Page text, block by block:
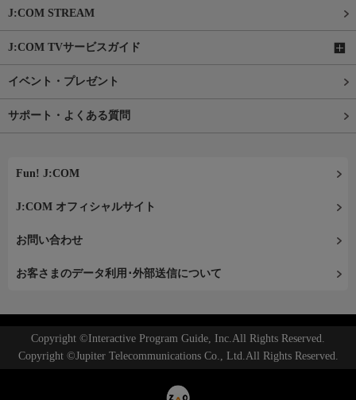
J:COM STREAM
J:COM TVサービスガイド
イベント・プレゼント
サポート・よくある質問
Fun! J:COM
J:COM オフィシャルサイト
お問い合わせ
お客さまのデータ利用･外部送信について
Copyright ©Interactive Program Guide, Inc.All Rights Reserved.
Copyright ©Jupiter Telecommunications Co., Ltd.All Rights Reserved.